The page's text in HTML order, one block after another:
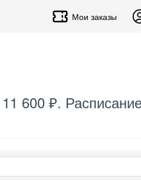
Мои заказы
600 ₽.